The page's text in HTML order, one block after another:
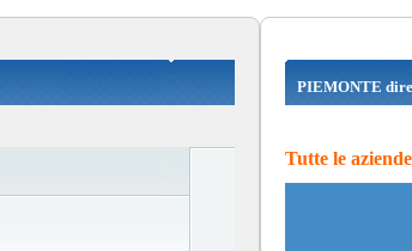
PIEMONTE
Tutte le aziende